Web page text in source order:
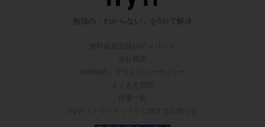
勉強の「わからない」を5分で解決